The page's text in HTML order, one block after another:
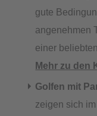
gute
angenehmen
einer
Mehr zu den
Golfen mit
zeigen sich